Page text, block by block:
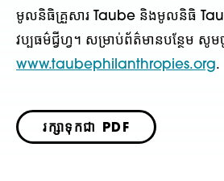
មូលនិធិគ្រួសារ Taube និងមូលនិធិ
វប្បធម៌ជ្វីហ្វ។ សម្រាប់ព័ត៌មានបន្ថែម សូ
www.taubephilanthropies.org.
រក្សាទុកជា PDF